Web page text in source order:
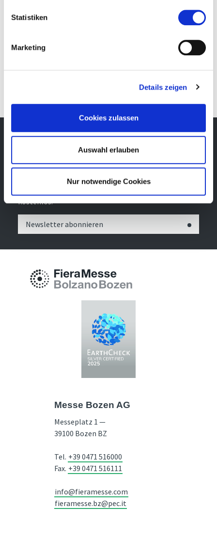
Statistiken
Marketing
Details zeigen
Cookies zulassen
Auswahl erlauben
Nur notwendige Cookies
Newsletter
Bleibe über unsere Events immer up-to-date, erhalte
kostenlos.
Newsletter abonnieren
Messe Bozen AG
Messeplatz 1 —
39100 Bozen BZ
Tel. +39 0471 516000
Fax. +39 0471 516111
info@fieramesse.com
fieramesse.bz@pec.it